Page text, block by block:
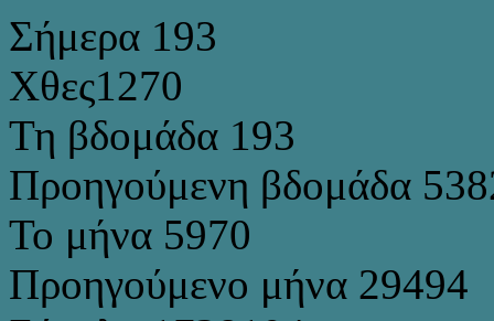
Σήμερα 193
Χθες1270
Τη βδομάδα 193
Προηγούμενη βδομάδα
Το μήνα 5970
Προηγούμενο μήνα 29494